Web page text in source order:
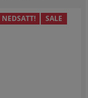
NEDSATT! SALE